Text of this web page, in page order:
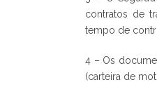
contratos de
tempo de
4 – Os
(carteira de